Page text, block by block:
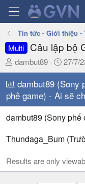
Tin tức - Giới thiệu -
Multi Câu lập bộ
T
h
e
a
d
t
r
dambut89
N
g
à
y
g
ử
i
27/7/
dambut89 (Sony
phê game) - Ai sẽ
dambut89 (Sony phế
Thundaga_Bum
Results are only